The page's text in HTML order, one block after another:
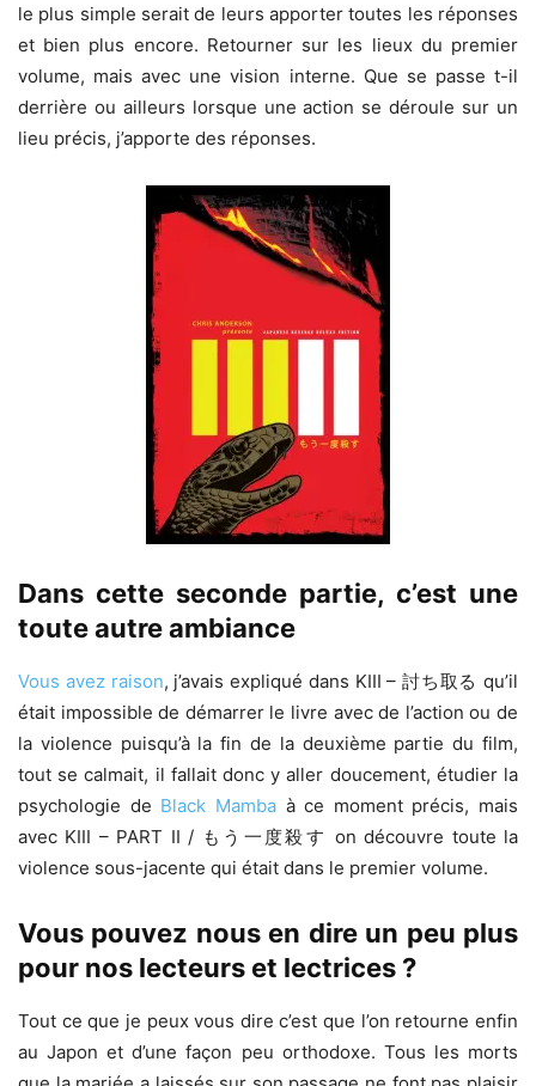
le plus simple serait de leurs apporter toutes les réponses
et bien plus encore. Retourner sur les lieux du premier
volume, mais avec une vision interne. Que se passe t-il
derrière ou ailleurs lorsque une action se déroule sur un
lieu précis, j’apporte des réponses.
Dans cette seconde partie, c’est une
toute autre ambiance
Vous avez raison, j’avais expliqué dans KIII – 討ち取る qu’il
était impossible de démarrer le livre avec de l’action ou de
la violence puisqu’à la fin de la deuxième partie du film,
tout se calmait, il fallait donc y aller doucement, étudier la
psychologie de Black Mambaà ce moment précis, mais
avec KIII – PART II / もう一度殺す on découvre toute la
violence sous-jacente qui était dans le premier volume.
Vous pouvez nous en dire un peu plus
pour nos lecteurs et lectrices ?
Tout ce que je peux vous dire c’est que l’on retourne enfin
au Japon et d’une façon peu orthodoxe. Tous les morts